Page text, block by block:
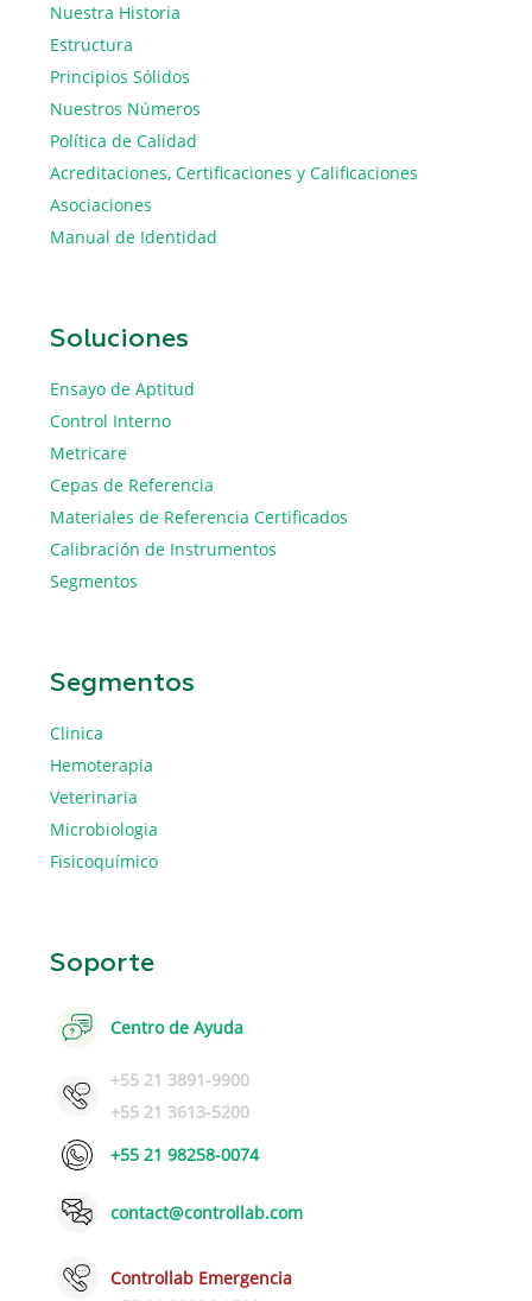
Nuestra Historia
Estructura
Principios Sólidos
Nuestros Números
Política de Calidad
Acreditaciones, Certificaciones y Calificaciones
Asociaciones
Manual de Identidad
Soluciones
Ensayo de Aptitud
Control Interno
Metricare
Cepas de Referencia
Materiales de Referencia Certificados
Calibración de Instrumentos
Segmentos
Segmentos
Clinica
Hemoterapia
Veterinaria
Microbiologia
Fisicoquímico
Soporte
Centro de Ayuda
+55 21 3891-9900
+55 21 3613-5200
+55 21 98258-0074
contact@controllab.com
Controllab Emergencia